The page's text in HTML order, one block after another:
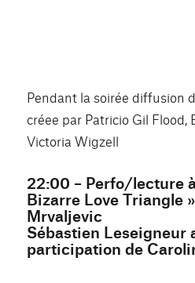
Pendant la soirée diffusion
créee par Patricio Gil Flood,
Victoria Wigzell
22:00 – Perfo/lecture
Bizarre Love Triangle
Mrvaljevic
Sébastien Leseigneur
participation de